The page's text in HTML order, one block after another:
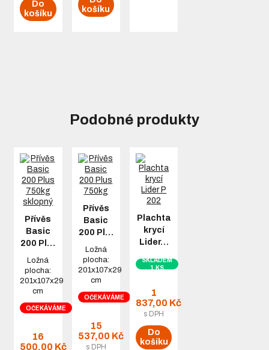
Do
košíku
košíku
Podobné produkty
Přívěs
Basic
200 Pl…
Ložná
plocha:
201x107x29
cm
OČEKÁVÁME
16
500,00 Kč
Přívěs
Basic
200 Pl…
Ložná
plocha:
201x107x29
cm
OČEKÁVÁME
15
537,00 Kč
s DPH
Plachta
krycí
Lider…
SKLADEM
1 KS
1
837,00 Kč
s DPH
Do
košíku